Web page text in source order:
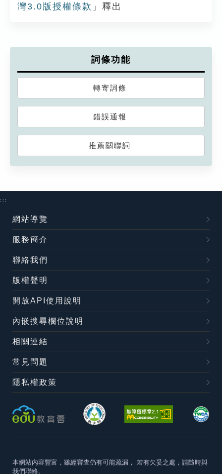
灣3.0版授權條款 」釋出
詞條功能
轉寄詞條
錯誤通報
推薦關聯詞
:::
網站導覽
服務簡介
聯絡我們
版權聲明
開放API使用說明
內嵌搜尋欄位說明
相關連結
常見問題
隱私權政策
本網站內容豐富，雖經審查仍有可能疏漏， 若有欠妥之處，請隨時與
我們聯絡。